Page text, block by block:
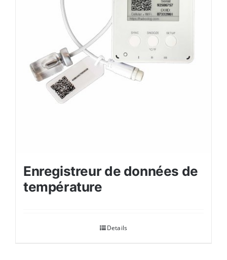
Enregistreur de données de
température
Details